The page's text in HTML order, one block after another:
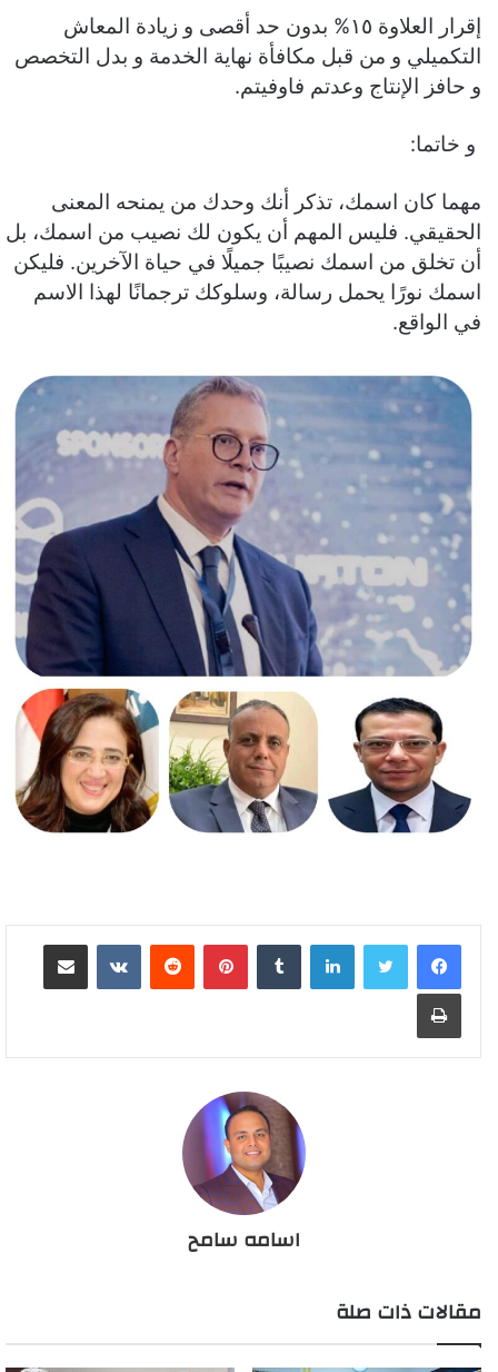
إقرار العلاوة ١٥% بدون حد أقصى و زيادة المعاش
التكميلي و من قبل مكافأة نهاية الخدمة و بدل التخصص
و حافز الإنتاج وعدتم فاوفيتم.
و خاتما:
مهما كان اسمك، تذكر أنك وحدك من يمنحه المعنى
الحقيقي. فليس المهم أن يكون لك نصيب من اسمك، بل
أن تخلق من اسمك نصيبًا جميلًا في حياة الآخرين. فليكن
اسمك نورًا يحمل رسالة، وسلوكك ترجمانًا لهذا الاسم
في الواقع.
لينكدإن بينتيريست مشاركة عبر البريد
طباعة
اسامه سامح
مقالات ذات صلة